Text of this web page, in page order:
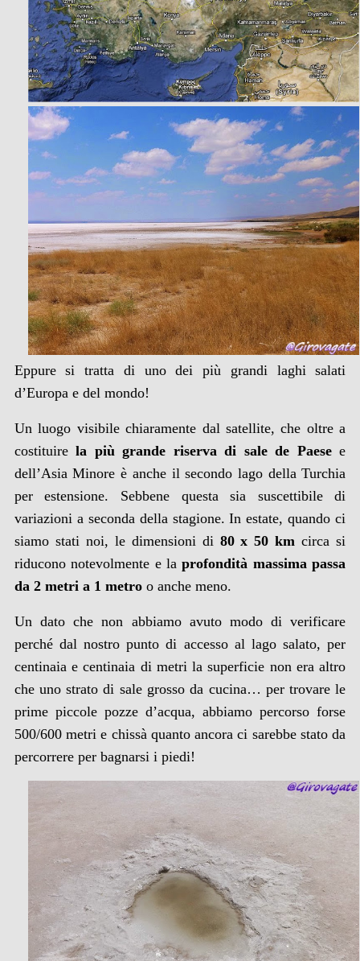
Eppure si tratta di uno dei più grandi laghi salati
d’Europa e del mondo!
Un luogo visibile chiaramente dal satellite, che oltre a
costituirela più grande riserva di sale de Paese e
dell’Asia Minore è anche il secondo lago della Turchia
per estensione. Sebbene questa sia suscettibile di
variazioni a seconda della stagione. In estate, quando ci
siamo stati noi, le dimensioni di 80 x 50 km circa si
riducono notevolmente e laprofondità massima passa
da 2 metri a 1 metroo anche meno.
Un dato che non abbiamo avuto modo di verificare
perché dal nostro punto di accesso al lago salato, per
centinaia e centinaia di metri la superficie non era altro
che uno strato di sale grosso da cucina… per trovare le
prime piccole pozze d’acqua, abbiamo percorso forse
500/600 metri e chissà quanto ancora ci sarebbe stato da
percorrere per bagnarsi i piedi!